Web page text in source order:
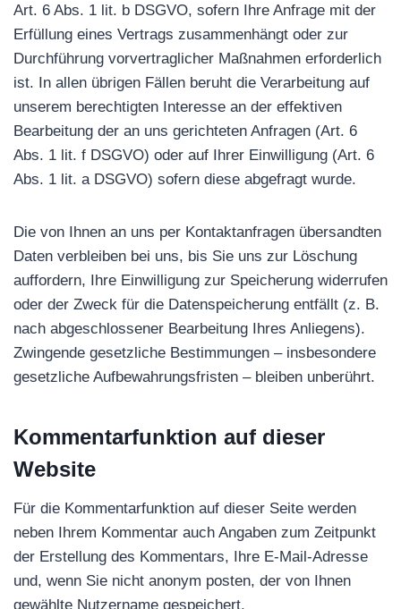
Art. 6 Abs. 1 lit. b DSGVO, sofern Ihre Anfrage mit der
Erfüllung eines Vertrags zusammenhängt oder zur
Durchführung vorvertraglicher Maßnahmen erforderlich
ist. In allen übrigen Fällen beruht die Verarbeitung auf
unserem berechtigten Interesse an der effektiven
Bearbeitung der an uns gerichteten Anfragen (Art. 6
Abs. 1 lit. f DSGVO) oder auf Ihrer Einwilligung (Art. 6
Abs. 1 lit. a DSGVO) sofern diese abgefragt wurde.
Die von Ihnen an uns per Kontaktanfragen übersandten
Daten verbleiben bei uns, bis Sie uns zur Löschung
auffordern, Ihre Einwilligung zur Speicherung widerrufen
oder der Zweck für die Datenspeicherung entfällt (z. B.
nach abgeschlossener Bearbeitung Ihres Anliegens).
Zwingende gesetzliche Bestimmungen – insbesondere
gesetzliche Aufbewahrungsfristen – bleiben unberührt.
Kommentar­funktion auf dieser
Website
Für die Kommentarfunktion auf dieser Seite werden
neben Ihrem Kommentar auch Angaben zum Zeitpunkt
der Erstellung des Kommentars, Ihre E-Mail-Adresse
und, wenn Sie nicht anonym posten, der von Ihnen
gewählte Nutzername gespeichert.